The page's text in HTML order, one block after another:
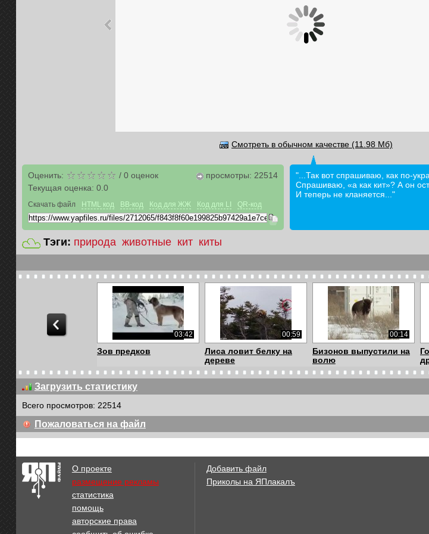
Смотреть в обычном качестве (11.98 Мб)
Оценить: / 0оценок
Текущая оценка: 0.0
просмотры: 22514
Скачать файл HTML код BB-код Код для ЖЖ Код для LI QR-код
"...Так вот спрашиваю, как по-
Спрашиваю, «а как кит»? А он
И теперь не кланяется..."
Тэги: природа животные кит киты
03:42
Зов предков
00:59
Лиса ловит белку на
дереве
00:14
Бизонов выпустили на
волю
01:00
Лось
02:15
Сделайте глубокий
02:00
Лемур требует от детей
Белка у птичьих
кормушек
Загрузить статистику
Всего просмотров: 22514
Пожаловаться на файл
О проекте
размещение рекламы
статистика
помощь
авторские права
Добавить файл
Приколы на ЯПлакалъ